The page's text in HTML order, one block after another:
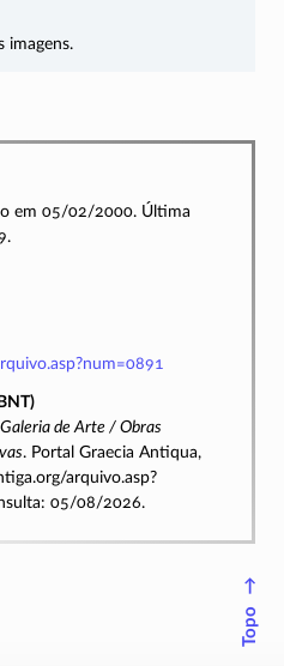
imagens.
em 05/02/2000. Última
Galeria de Arte / Obras
. Portal Graecia Antiqua,
arquivo.asp?
05/08/2026.
↑
Topo